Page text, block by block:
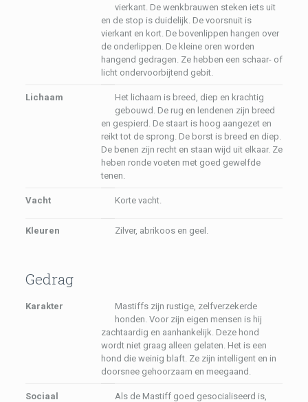
vierkant. De wenkbrauwen steken iets uit
en de stop is duidelijk. De voorsnuit is
vierkant en kort. De bovenlippen hangen over
de onderlippen. De kleine oren worden
hangend gedragen. Ze hebben een schaar- of
licht ondervoorbijtend gebit.
Lichaam
Het lichaam is breed, diep en krachtig
gebouwd. De rug en lendenen zijn breed
en gespierd. De staart is hoog aangezet en
reikt tot de sprong. De borst is breed en diep.
De benen zijn recht en staan wijd uit elkaar. Ze
heben ronde voeten met goed gewelfde
tenen.
Vacht Korte vacht.
Kleuren Zilver, abrikoos en geel.
Gedrag
Karakter
Mastiffs zijn rustige, zelfverzekerde
honden. Voor zijn eigen mensen is hij
zachtaardig en aanhankelijk. Deze hond
wordt niet graag alleen gelaten. Het is een
hond die weinig blaft. Ze zijn intelligent en in
doorsnee gehoorzaam en meegaand.
Sociaal
Als de Mastiff goed gesocialiseerd is,